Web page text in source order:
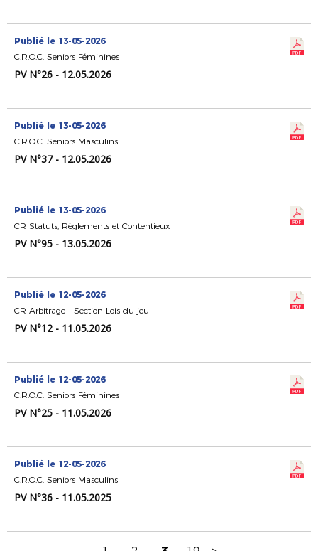
Publié le 13-05-2026
C.R.O.C. Seniors Féminines
PV N°26 - 12.05.2026
Publié le 13-05-2026
C.R.O.C. Seniors Masculins
PV N°37 - 12.05.2026
Publié le 13-05-2026
CR Statuts, Règlements et Contentieux
PV N°95 - 13.05.2026
Publié le 12-05-2026
CR Arbitrage - Section Lois du jeu
PV N°12 - 11.05.2026
Publié le 12-05-2026
C.R.O.C. Seniors Féminines
PV N°25 - 11.05.2026
Publié le 12-05-2026
C.R.O.C. Seniors Masculins
PV N°36 - 11.05.2025